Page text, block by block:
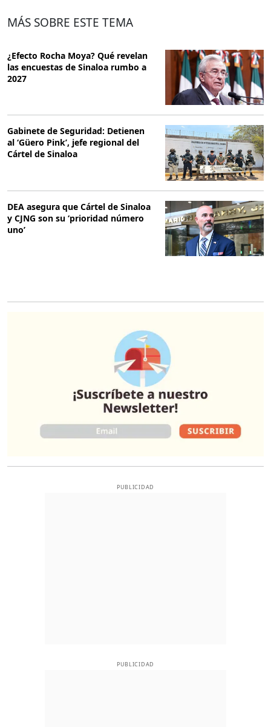
MÁS SOBRE ESTE TEMA
¿Efecto Rocha Moya? Qué revelan
las encuestas de Sinaloa rumbo a
2027
Gabinete de Seguridad: Detienen
al ‘Güero Pink’, jefe regional del
Cártel de Sinaloa
DEA asegura que Cártel de Sinaloa
y CJNG son su ‘prioridad número
uno’
PUBLICIDAD
PUBLICIDAD